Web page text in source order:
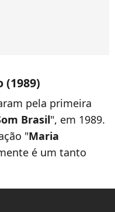
pela primeira
Brasil", em 1989.
"Maria
é um tanto